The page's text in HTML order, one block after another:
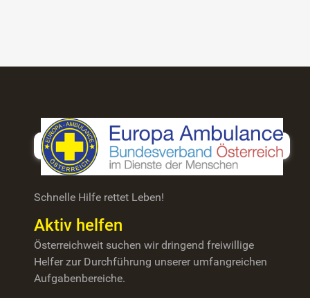
Schnelle Hilfe rettet Leben!
Aktiv helfen
Österreichweit suchen wir dringend freiwillige
Helfer zur Durchführung unserer umfangreichen
Aufgabenbereiche.